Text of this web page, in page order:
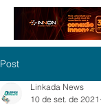
Post
Linkada News
10 de set. de 2021